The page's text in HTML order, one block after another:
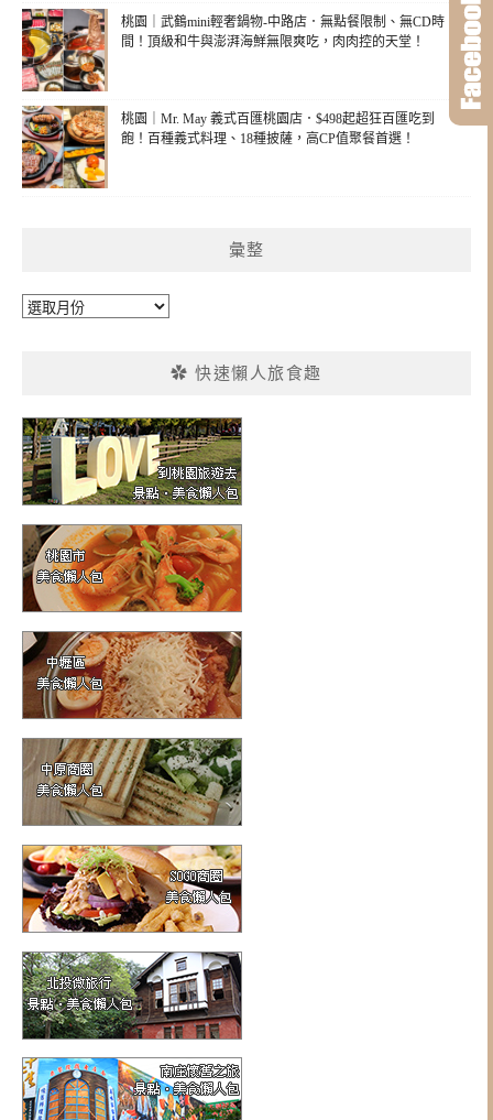
桃園｜武鶴mini輕奢鍋物-中路店．無點餐限制、無CD時
間！頂級和牛與澎湃海鮮無限爽吃，肉肉控的天堂！
桃園｜Mr. May 義式百匯桃園店．$498起超狂百匯吃到
飽！百種義式料理、18種披薩，高CP值聚餐首選！
彙整
彙
✿ 快速懶人旅食趣